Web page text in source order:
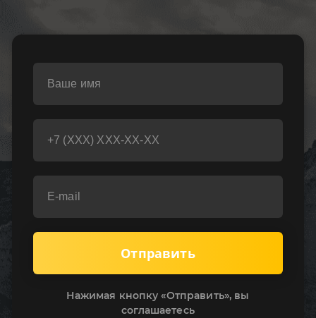
Отправить
Нажимая кнопку «Отправить», вы
соглашаетесь